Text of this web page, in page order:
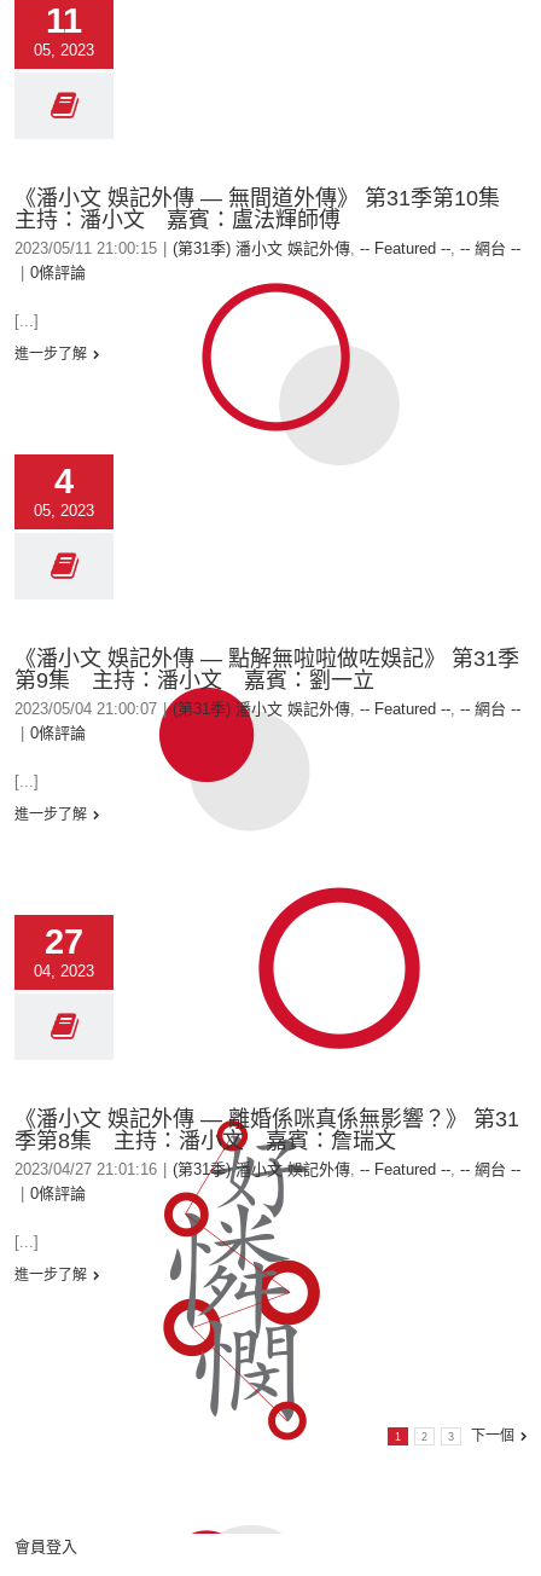
11
05, 2023
《潘小文 娛記外傳 — 無間道外傳》 第31季第10集
主持：潘小文 嘉賓：盧法輝師傅
2023/05/11 21:00:15 (第31季) 潘小文 娛記外傳, -- Featured --, -- 網台 --
0條評論
[...]
進一步了解
4
05, 2023
《潘小文 娛記外傳 — 點解無啦啦做咗娛記》 第31季
第9集 主持：潘小文 嘉賓：劉一立
2023/05/04 21:00:07 | (第31季) 潘小文 娛記外傳, -- Featured --, -- 網台 --
0條評論
[...]
進一步了解
27
04, 2023
《潘小文 娛記外傳 — 離婚係咪真係無影響？》 第31
季第8集 主持：潘小文 嘉賓：詹瑞文
2023/04/27 21:01:16 (第31季) 潘小文 娛記外傳, -- Featured --, -- 網台 --
0條評論
[...]
進一步了解
1 2 3 下一個
會員登入